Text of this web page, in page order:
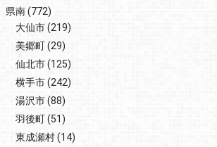
県南(772)
大仙市(219)
美郷町(29)
仙北市(125)
横手市(242)
湯沢市(88)
羽後町(51)
東成瀬村(14)